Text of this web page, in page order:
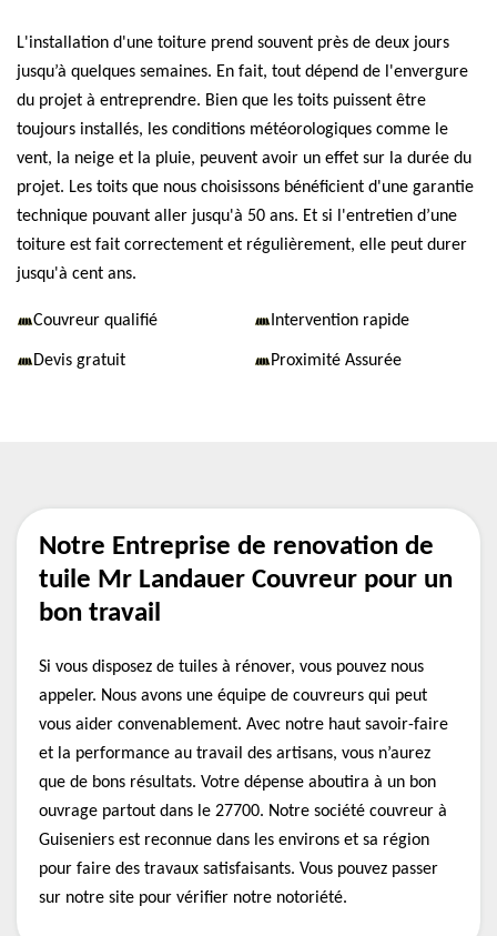
L'installation d'une toiture prend souvent près de deux jours
jusqu’à quelques semaines. En fait, tout dépend de l'envergure
du projet à entreprendre. Bien que les toits puissent être
toujours installés, les conditions météorologiques comme le
vent, la neige et la pluie, peuvent avoir un effet sur la durée du
projet. Les toits que nous choisissons bénéficient d'une garantie
technique pouvant aller jusqu'à 50 ans. Et si l'entretien d’une
toiture est fait correctement et régulièrement, elle peut durer
jusqu'à cent ans.
Couvreur qualifié Intervention rapide
Devis gratuit Proximité Assurée
Notre Entreprise de renovation de
tuile Mr Landauer Couvreur pour un
bon travail
Si vous disposez de tuiles à rénover, vous pouvez nous
appeler. Nous avons une équipe de couvreurs qui peut
vous aider convenablement. Avec notre haut savoir-faire
et la performance au travail des artisans, vous n’aurez
que de bons résultats. Votre dépense aboutira à un bon
ouvrage partout dans le 27700. Notre société couvreur à
Guiseniers est reconnue dans les environs et sa région
pour faire des travaux satisfaisants. Vous pouvez passer
sur notre site pour vérifier notre notoriété.